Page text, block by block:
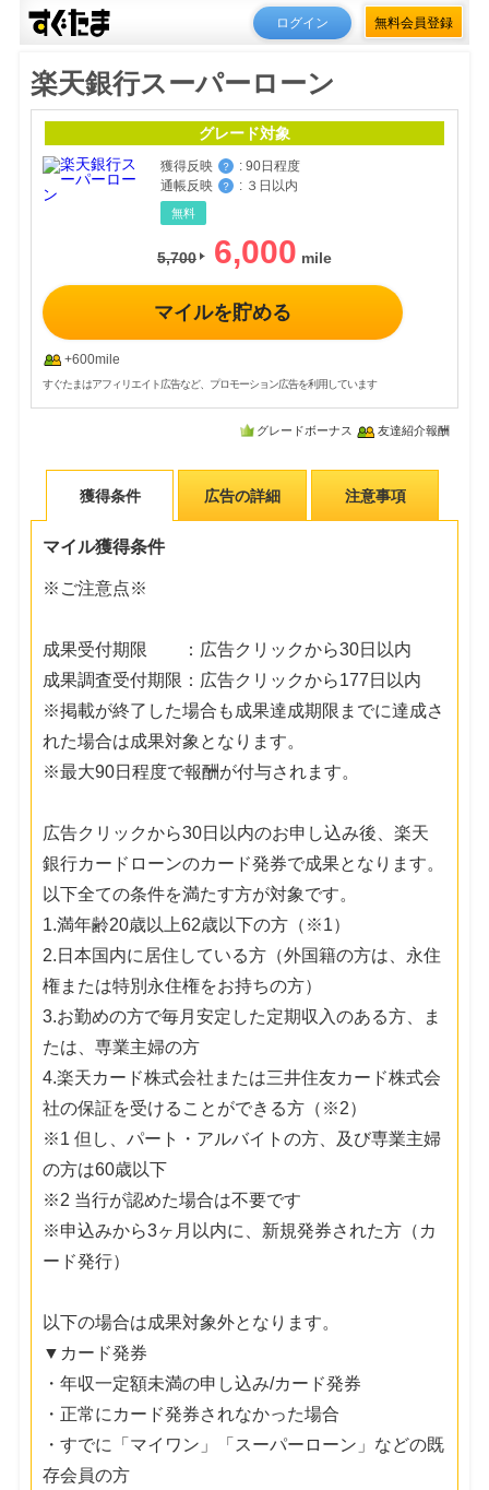
ログイン 無料会員登録
楽天銀行スーパーローン
グレード対象
獲得反映 ？ : 90日程度
通帳反映
？ : ３日以内
無料
5,700 6,000
マイルを貯める
+600mile
すぐたまはアフィリエイト広告など、プロモーション広告を利用しています
グレードボーナス 友達紹介報酬
獲得条件 広告の詳細 注意事項
マイル獲得条件
※ご注意点※
成果受付期限 ：広告クリックから30日以内
成果調査受付期限：広告クリックから177日以内
※掲載が終了した場合も成果達成期限までに達成さ
れた場合は成果対象となります。
※最大90日程度で報酬が付与されます。
広告クリックから30日以内のお申し込み後、楽天
銀行カードローンのカード発券で成果となります。
以下全ての条件を満たす方が対象です。
1.満年齢20歳以上62歳以下の方（※1）
2.日本国内に居住している方（外国籍の方は、永住
権または特別永住権をお持ちの方）
3.お勤めの方で毎月安定した定期収入のある方、ま
たは、専業主婦の方
4.楽天カード株式会社または三井住友カード株式会
社の保証を受けることができる方（※2）
※1 但し、パート・アルバイトの方、及び専業主婦
の方は60歳以下
※2 当行が認めた場合は不要です
※申込みから3ヶ月以内に、新規発券された方（カ
ード発行）
以下の場合は成果対象外となります。
▼カード発券
・年収一定額未満の申し込み/カード発券
・正常にカード発券されなかった場合
・すでに「マイワン」「スーパーローン」などの既
存会員の方